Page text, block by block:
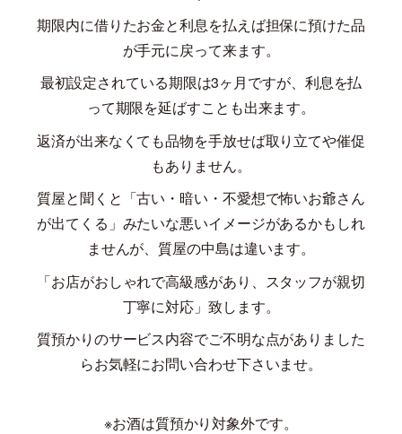
期限内に借りたお金と利息を払えば担保に預けた品
が手元に戻って来ます。
最初設定されている期限は3ヶ月ですが、利息を払
って期限を延ばすことも出来ます。
返済が出来なくても品物を手放せば取り立てや催促
もありません。
質屋と聞くと「古い・暗い・不愛想で怖いお爺さん
が出てくる」みたいな悪いイメージがあるかもしれ
ませんが、質屋の中島は違います。
「お店がおしゃれで高級感があり、スタッフが親切
丁寧に対応」致します。
質預かりのサービス内容でご不明な点がありました
らお気軽にお問い合わせ下さいませ。
※お酒は質預かり対象外です。